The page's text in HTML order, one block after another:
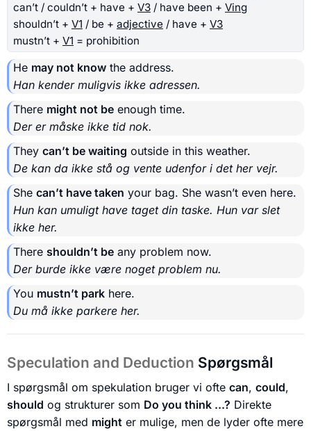
can’t / couldn’t + have + V3 / have been + Ving
shouldn’t + V1 / be + adjective / have + V3
mustn’t + V1 = prohibition
He may not know the address.
Han kender muligvis ikke adressen.
There might not be enough time.
Der er måske ikke tid nok.
They can’t be waiting outside in this weather.
De kan da ikke stå og vente udenfor i det her vejr.
She can’t have taken your bag. She wasn’t even here.
Hun kan umuligt have taget din taske. Hun var slet
ikke her.
There shouldn’t be any problem now.
Der burde ikke være noget problem nu.
You mustn’t park here.
Du må ikke parkere her.
Speculation and Deduction Spørgsmål
I spørgsmål om spekulation bruger vi ofte can, could,
should og strukturer som Do you think ...? Direkte
spørgsmål med might er mulige, men de lyder ofte mere